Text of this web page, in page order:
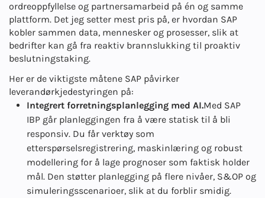
ordreoppfyllelse og partnersamarbeid på én og samme
plattform. Det jeg setter mest pris på, er hvordan SAP
kobler sammen data, mennesker og prosesser, slik at
bedrifter kan gå fra reaktiv brannslukking til proaktiv
beslutningstaking.
Her er de viktigste måtene SAP påvirker
leverandørkjedestyringen på:
Integrert forretningsplanlegging med AI.Med SAP
IBP går planleggingen fra å være statisk til å bli
responsiv. Du får verktøy som
etterspørselsregistrering, maskinlæring og robust
modellering for å lage prognoser som faktisk holder
mål. Den støtter planlegging på flere nivåer, S&OP og
simuleringsscenarioer, slik at du forblir smidig.